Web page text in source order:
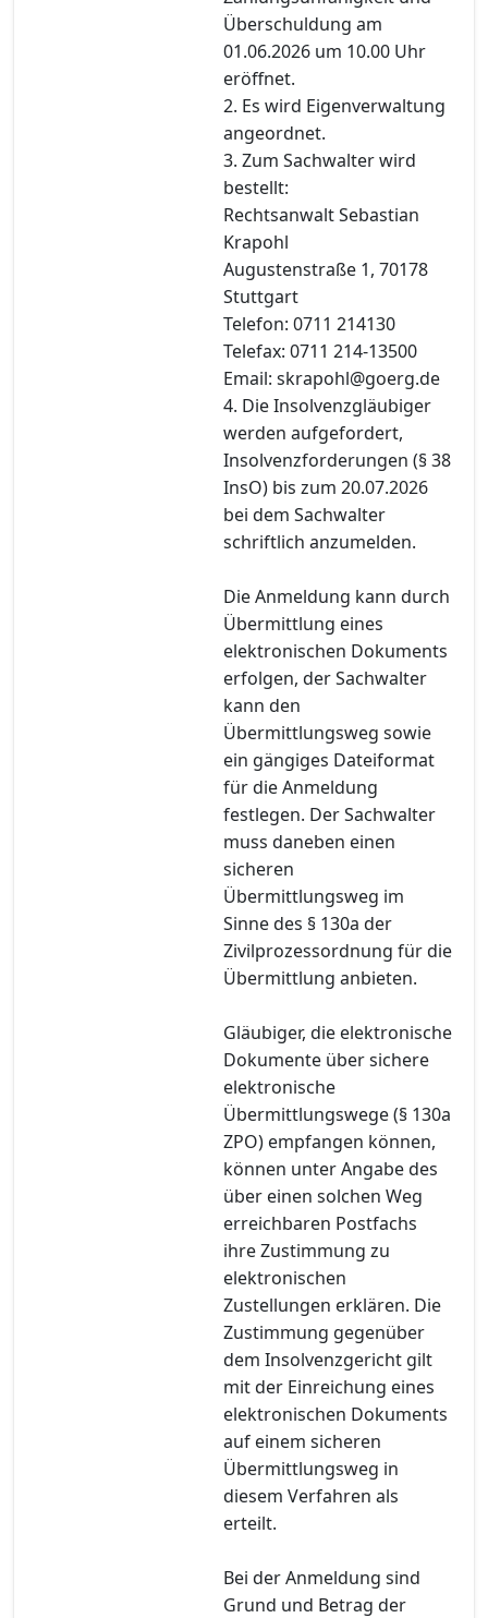
Überschuldung am
01.06.2026 um 10.00 Uhr
eröffnet.
2. Es wird Eigenverwaltung
angeordnet.
3. Zum Sachwalter wird
bestellt:
Rechtsanwalt Sebastian
Krapohl
Augustenstraße 1, 70178
Stuttgart
Telefon: 0711 214130
Telefax: 0711 214-13500
Email: skrapohl@goerg.de
4. Die Insolvenzgläubiger
werden aufgefordert,
Insolvenzforderungen (§ 38
InsO) bis zum 20.07.2026
bei dem Sachwalter
schriftlich anzumelden.
Die Anmeldung kann durch
Übermittlung eines
elektronischen Dokuments
erfolgen, der Sachwalter
kann den
Übermittlungsweg sowie
ein gängiges Dateiformat
für die Anmeldung
festlegen. Der Sachwalter
muss daneben einen
sicheren
Übermittlungsweg im
Sinne des § 130a der
Zivilprozessordnung für die
Übermittlung anbieten.
Gläubiger, die elektronische
Dokumente über sichere
elektronische
Übermittlungswege (§ 130a
ZPO) empfangen können,
können unter Angabe des
über einen solchen Weg
erreichbaren Postfachs
ihre Zustimmung zu
elektronischen
Zustellungen erklären. Die
Zustimmung gegenüber
dem Insolvenzgericht gilt
mit der Einreichung eines
elektronischen Dokuments
auf einem sicheren
Übermittlungsweg in
diesem Verfahren als
erteilt.
Bei der Anmeldung sind
Grund und Betrag der